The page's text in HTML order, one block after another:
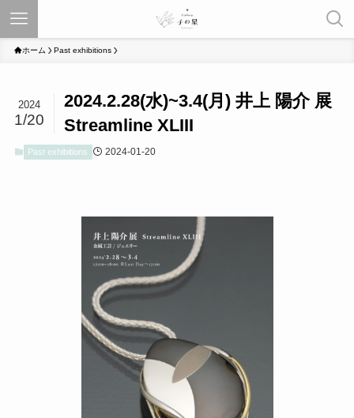
ホーム Past exhibitions
2024.2.28(水)~3.4(月) 井上 陽介 展
Streamline XLIII
2024
1/20
Past exhibitions 2024-01-20